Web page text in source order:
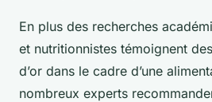
En plus des recherches
et nutritionnistes témoignent
d’or dans le cadre d’une
nombreux experts